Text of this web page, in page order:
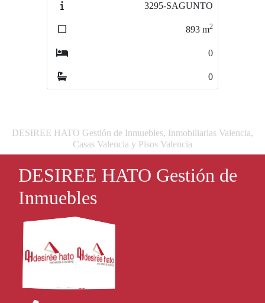
3295-SAGUNTO3539-MONCADA-001
DESIREE HATO Gestión de Inmuebles, Inmobiliarias Valencia,
Casas Valencia y Pisos Valencia
DESIREE HATO Gestión de
Inmuebles